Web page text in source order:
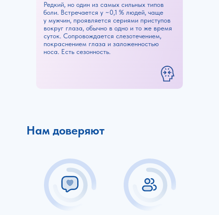
Редкий, но один из самых сильных типов
боли. Встречается у ~0,1 % людей, чаще
у мужчин, проявляется сериями приступов
вокруг глаза, обычно в одно и то же время
суток. Сопровождается слезотечением,
покраснением глаза и заложенностью
носа. Есть сезонность.
Нам доверяют